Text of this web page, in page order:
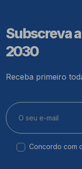
Subscreva
2030
Receba primeiro
Concordo com